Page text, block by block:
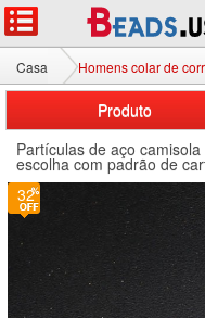
Casa Homens colar de
Produto
Partículas de aço
escolha com padrão de